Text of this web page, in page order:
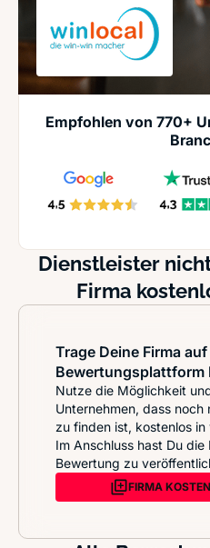
Empfohlen von 770+
Dienstleister
Firma
Trage Deine Firma
Bewertungsplattform
Nutze die Möglichkeit
Unternehmen, dass noch
zu finden ist, kostenlos
Im Anschluss hast Du
Bewertung zu
FIRMA